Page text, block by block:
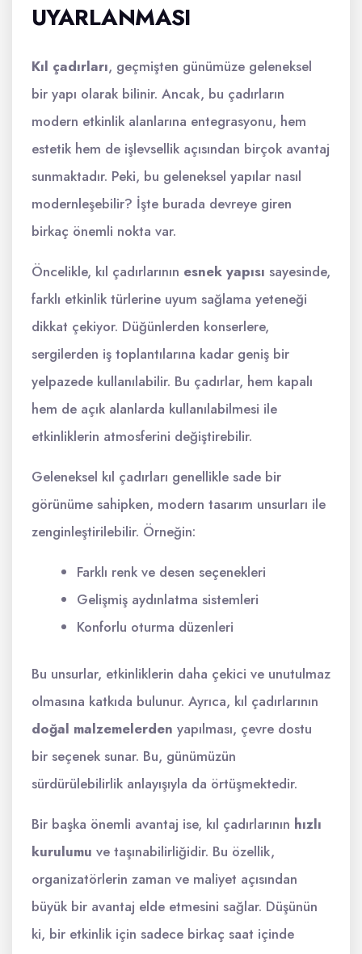
UYARLANMASI
Kıl çadırları, geçmişten günümüze geleneksel
bir yapı olarak bilinir. Ancak, bu çadırların
modern etkinlik alanlarına entegrasyonu, hem
estetik hem de işlevsellik açısından birçok avantaj
sunmaktadır. Peki, bu geleneksel yapılar nasıl
modernleşebilir? İşte burada devreye giren
birkaç önemli nokta var.
Öncelikle, kıl çadırlarının esnek yapısı sayesinde,
farklı etkinlik türlerine uyum sağlama yeteneği
dikkat çekiyor. Düğünlerden konserlere,
sergilerden iş toplantılarına kadar geniş bir
yelpazede kullanılabilir. Bu çadırlar, hem kapalı
hem de açık alanlarda kullanılabilmesi ile
etkinliklerin atmosferini değiştirebilir.
Geleneksel kıl çadırları genellikle sade bir
görünüme sahipken, modern tasarım unsurları ile
zenginleştirilebilir. Örneğin:
Farklı renk ve desen seçenekleri
Gelişmiş aydınlatma sistemleri
Konforlu oturma düzenleri
Bu unsurlar, etkinliklerin daha çekici ve unutulmaz
olmasına katkıda bulunur. Ayrıca, kıl çadırlarının
doğal malzemelerden yapılması, çevre dostu
bir seçenek sunar. Bu, günümüzün
sürdürülebilirlik anlayışıyla da örtüşmektedir.
Bir başka önemli avantaj ise, kıl çadırlarının hızlı
kurulumu ve taşınabilirliğidir. Bu özellik,
organizatörlerin zaman ve maliyet açısından
büyük bir avantaj elde etmesini sağlar. Düşünün
ki, bir etkinlik için sadece birkaç saat içinde